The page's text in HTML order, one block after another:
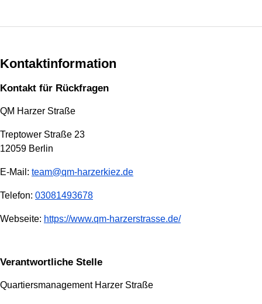
Kontaktinformation
Kontakt für Rückfragen
QM Harzer Straße
Treptower Straße 23
12059 Berlin
E-Mail: team@qm-harzerkiez.de
Telefon: 03081493678
Webseite: https://www.qm-harzerstrasse.de/
Verantwortliche Stelle
Quartiersmanagement Harzer Straße